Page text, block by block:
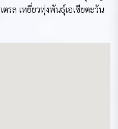
รล เหยี่ยวทุ่งพันธุ์เอเซียตะวัน